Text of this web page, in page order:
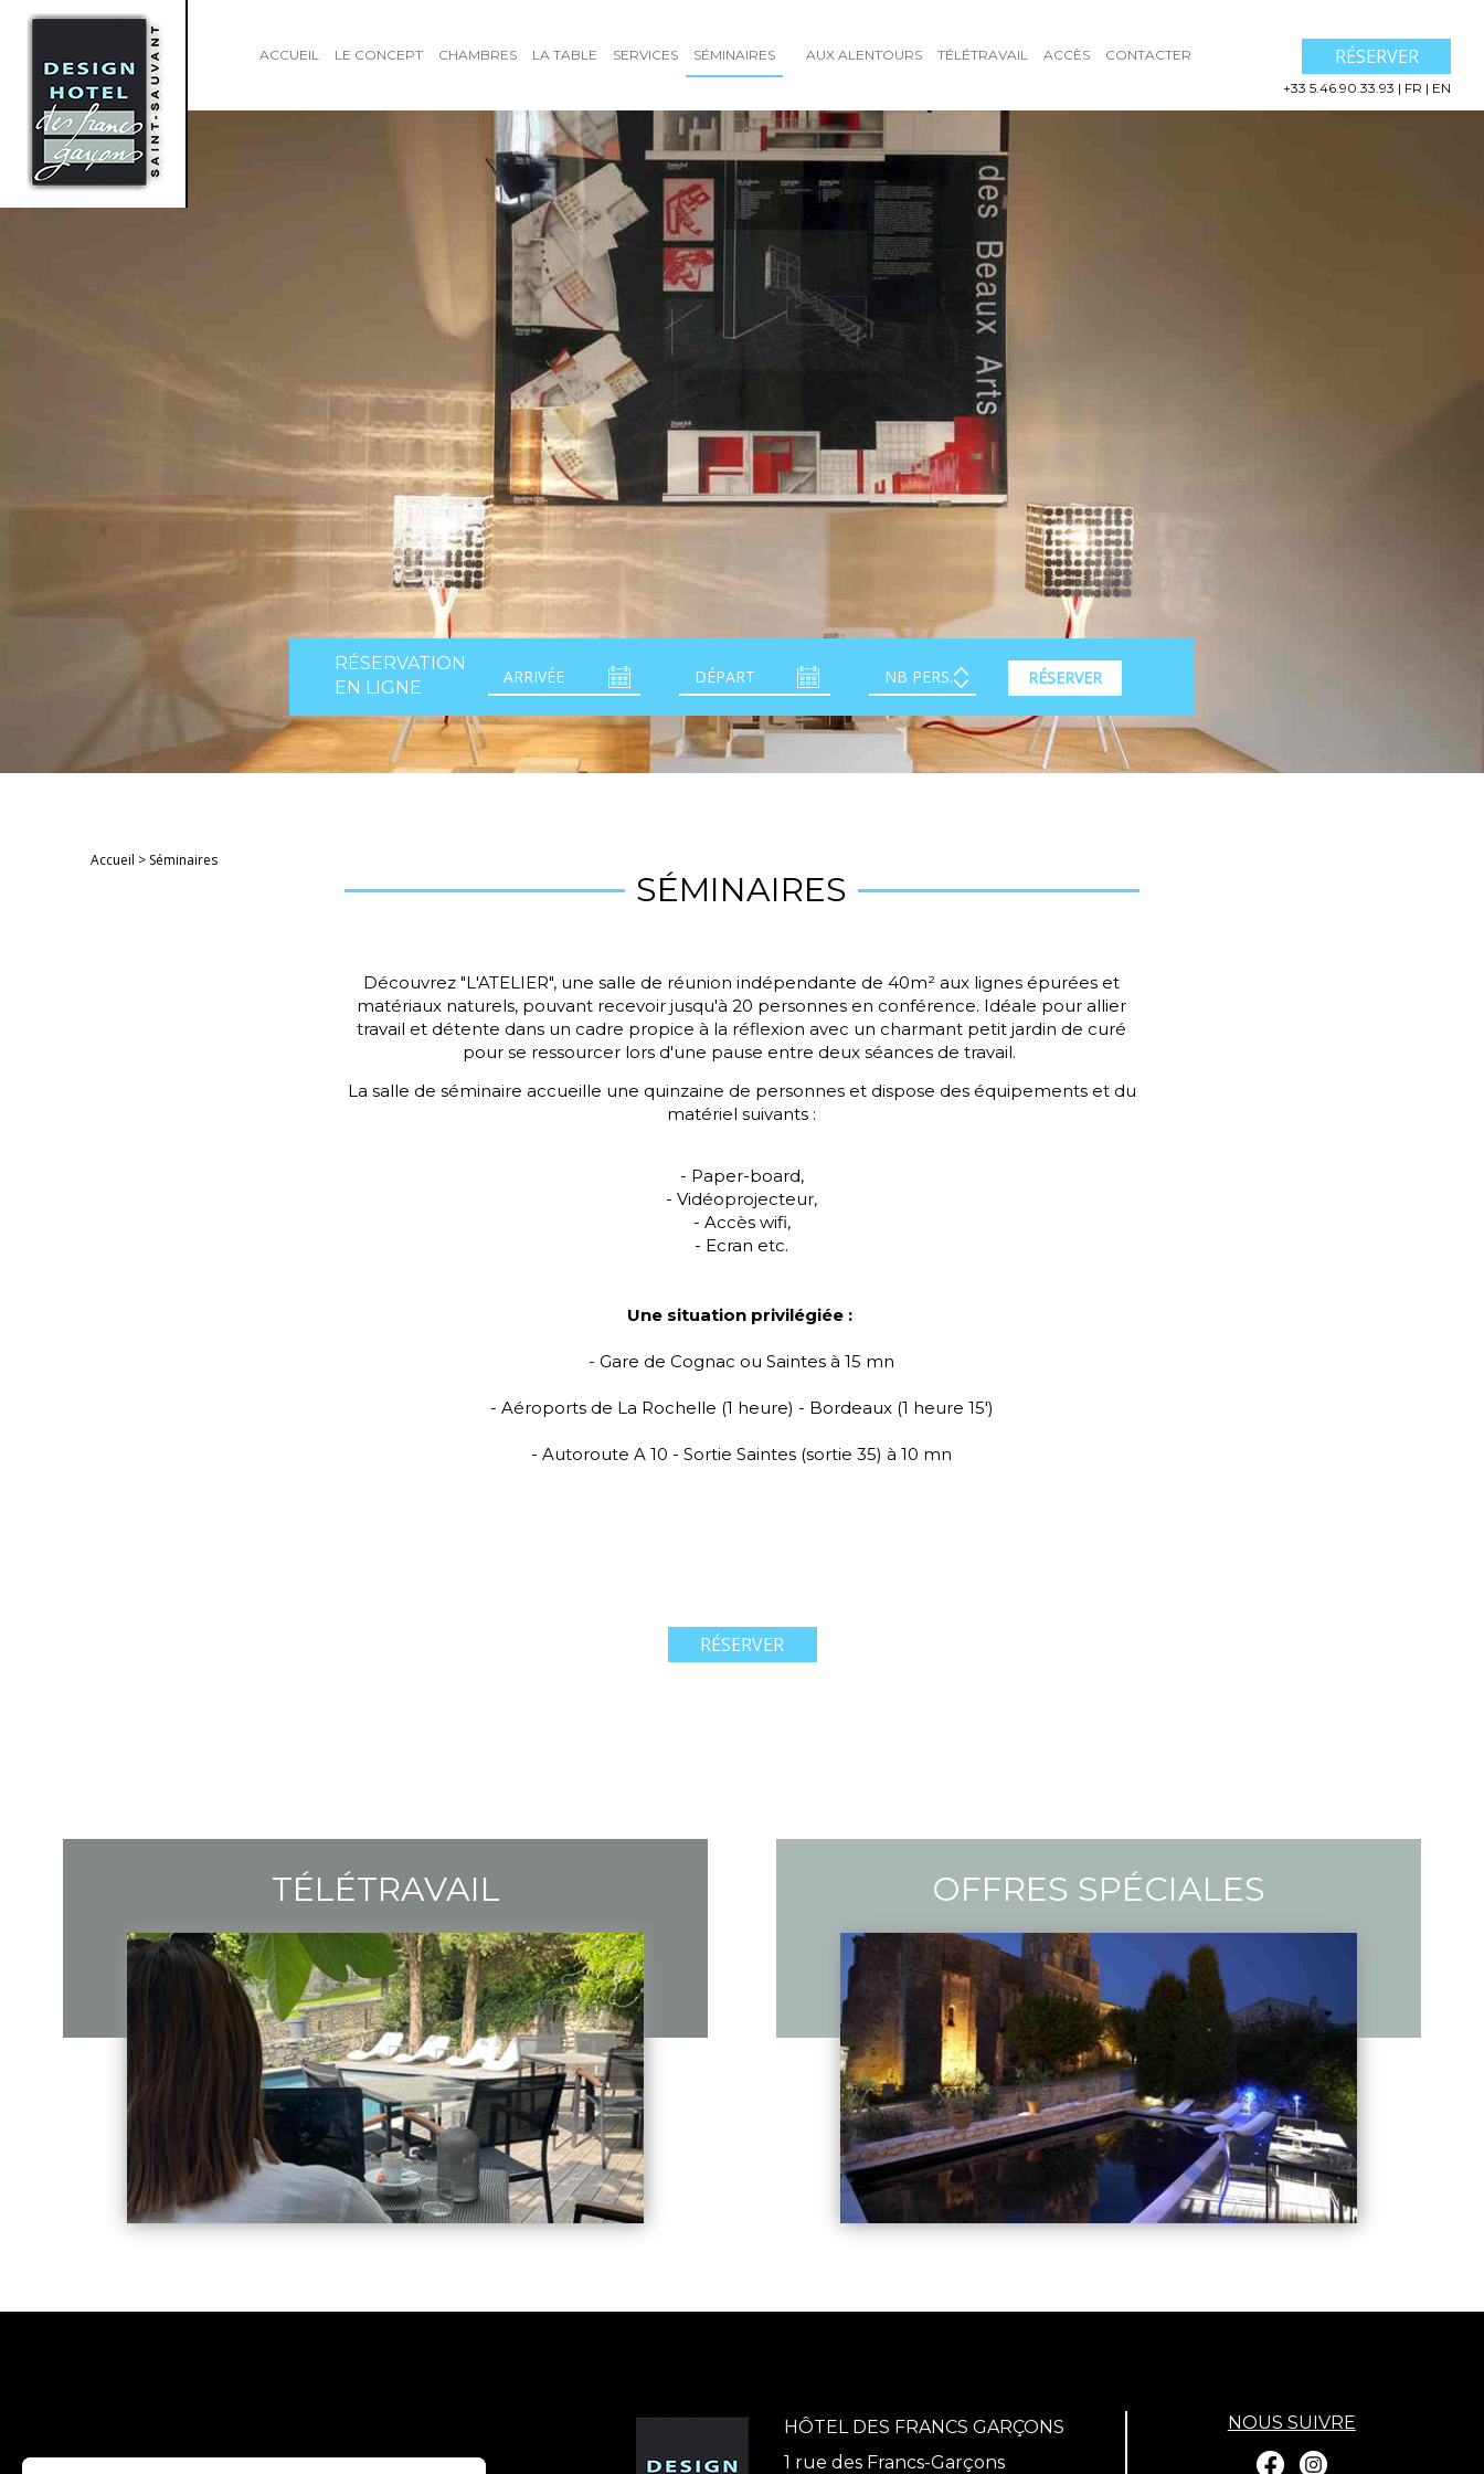
ACCUEIL LE CONCEPT CHAMBRES LA TABLE SERVICES SÉMINAIRES AUX ALENTOURS TÉLÉTRAVAIL ACCÈS CONTACTER RÉSERVER
+33 5.46.90.33.93 | FR | EN
RÉSERVATION
EN LIGNE
RÉSERVER
Accueil > Séminaires
SÉMINAIRES
Découvrez "L'ATELIER", une salle de réunion indépendante de 40m² aux lignes épurées et
matériaux naturels, pouvant recevoir jusqu'à 20 personnes en conférence. Idéale pour allier
travail et détente dans un cadre propice à la réflexion avec un charmant petit jardin de curé
pour se ressourcer lors d'une pause entre deux séances de travail.
La salle de séminaire accueille une quinzaine de personnes et dispose des équipements et du
matériel suivants :
- Paper-board,
- Vidéoprojecteur,
- Accès wifi,
- Ecran etc.
Une situation privilégiée :
- Gare de Cognac ou Saintes à 15 mn
- Aéroports de La Rochelle (1 heure) - Bordeaux (1 heure 15')
- Autoroute A 10 - Sortie Saintes (sortie 35) à 10 mn
RÉSERVER
TÉLÉTRAVAIL OFFRES SPÉCIALES
HÔTEL DES FRANCS GARÇONS
1 rue des Francs-Garçons
NOUS SUIVRE